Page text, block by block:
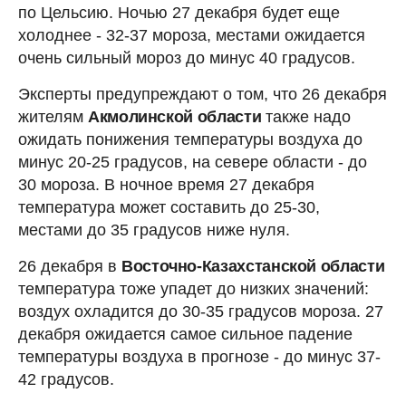
по Цельсию. Ночью 27 декабря будет еще
холоднее - 32-37 мороза, местами ожидается
очень сильный мороз до минус 40 градусов.
Эксперты предупреждают о том, что 26 декабря
жителям Акмолинской области также надо
ожидать понижения температуры воздуха до
минус 20-25 градусов, на севере области - до
30 мороза. В ночное время 27 декабря
температура может составить до 25-30,
местами до 35 градусов ниже нуля.
26 декабря в Восточно-Казахстанской области
температура тоже упадет до низких значений:
воздух охладится до 30-35 градусов мороза. 27
декабря ожидается самое сильное падение
температуры воздуха в прогнозе - до минус 37-
42 градусов.